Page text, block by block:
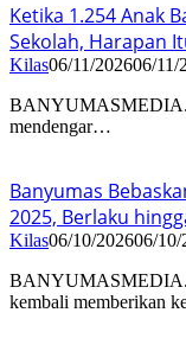
Ketika 1.254 Anak
Sekolah, Harapan
Kilas06/11/202606/11/
mendengar…
Banyumas
2025, Berlaku
Kilas06/10/202606/10/
kembali memberikan